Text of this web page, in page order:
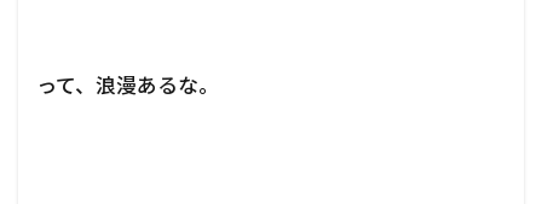
って、浪漫あるな。